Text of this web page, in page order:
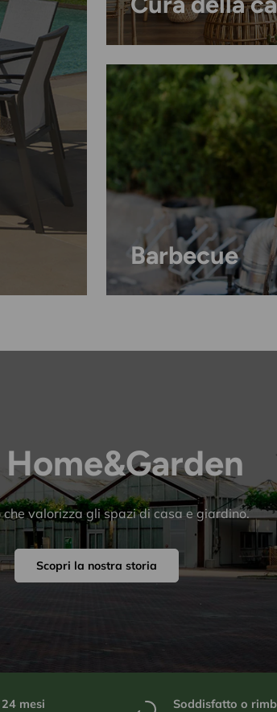
Barbecue
Home&Garden
che valorizza gli spazi di casa e giardino.
Scopri la nostra storia
mesi
Soddisfatto o